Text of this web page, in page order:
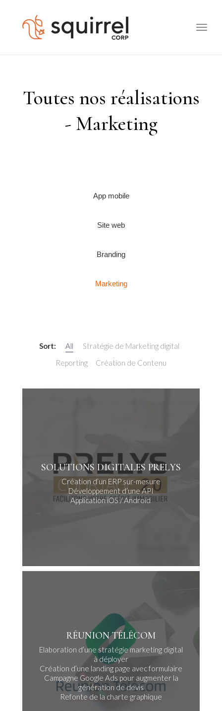
Toggle
Toutes nos réalisations
- Marketing
App mobile
Site web
Branding
Marketing
Sort: All
Stratégie de Marketing digital
Reporting
Création de Contenu
SOLUTIONS DIGITALES PRELYS
Création d’un ERP sur-mesure
Développement d’une API
Application iOS / Android
RÉUNION TÉLÉCOM
Elaboration d’une stratégie marketing digital
à déployer
Création d’une landing page avec formulaire
Campagne Google Ads pour augmenter la
génération de devis
Refonte de la charte graphique